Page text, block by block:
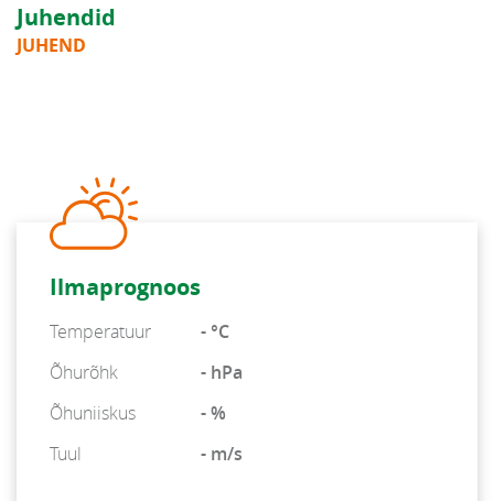
Juhendid
JUHEND
Ilmaprognoos
Temperatuur
- °C
Õhurõhk
- hPa
Õhuniiskus
- %
Tuul
- m/s